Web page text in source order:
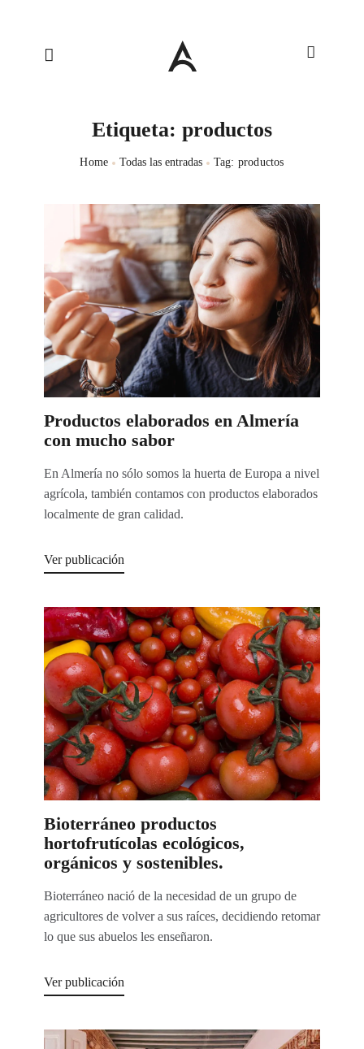
Etiqueta: productos
Home Todas las entradas Tag: productos
Productos elaborados en Almería
con mucho sabor
En Almería no sólo somos la huerta de Europa a nivel
agrícola, también contamos con productos elaborados
localmente de gran calidad.
Ver publicación
Bioterráneo productos
hortofrutícolas ecológicos,
orgánicos y sostenibles.
Bioterráneo nació de la necesidad de un grupo de
agricultores de volver a sus raíces, decidiendo retomar
lo que sus abuelos les enseñaron.
Ver publicación